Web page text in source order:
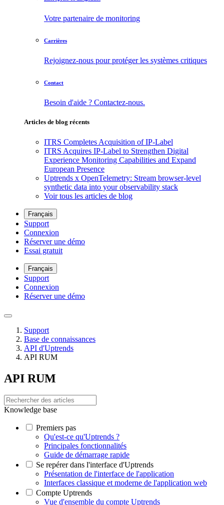
Votre partenaire de monitoring
Carrières
Rejoignez-nous pour protéger les systèmes critiques
Contact
Besoin d'aide ? Contactez-nous.
Articles de blog récents
ITRS Completes Acquisition of IP-Label
ITRS Acquires IP-Label to Strengthen Digital
Experience Monitoring Capabilities and Expand
European Presence
Uptrends x OpenTelemetry: Stream browser-level
synthetic data into your observability stack
Voir tous les articles de blog
Français
Support
Connexion
Réserver une démo
Essai gratuit
Français
Support
Connexion
Réserver une démo
Support
Base de connaissances
API d'Uptrends
API RUM
API RUM
Knowledge base
Premiers pas
Qu'est-ce qu'Uptrends ?
Principales fonctionnalités
Guide de démarrage rapide
Se repérer dans l'interface d'Uptrends
Présentation de l'interface de l'application
Interfaces classique et moderne de l'application web
Compte Uptrends
Vue d'ensemble du compte Uptrends